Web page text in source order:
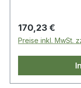
Regulärer Preis:
170,23 €
Preise inkl. MwSt.